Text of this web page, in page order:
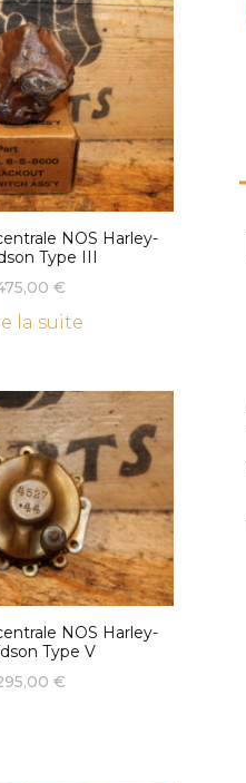
NOS Harley-
Type III
€
la suite
NOS Harley-
Type V
€